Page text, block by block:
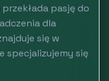
pasję do
dla
się w
specjalizujemy się